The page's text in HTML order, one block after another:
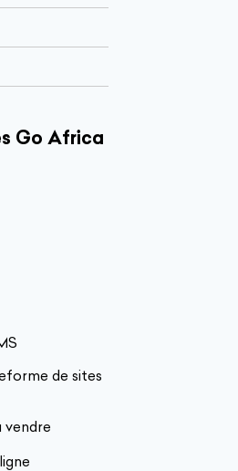
Go Africa
de sites
vendre